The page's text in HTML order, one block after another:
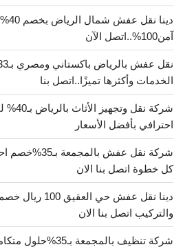
آمن100%..اتصل الآن
الخدمات وأكثرها تميزًا..اتصل بنا
شركة
احترافي بأفضل الأسعار
شركة نقل عفش
كل خطوة اتصل بنا الان
دينا نقل عفش حي
والتركيب اتصل بنا الان
شركة تنظيف بالمجمعة